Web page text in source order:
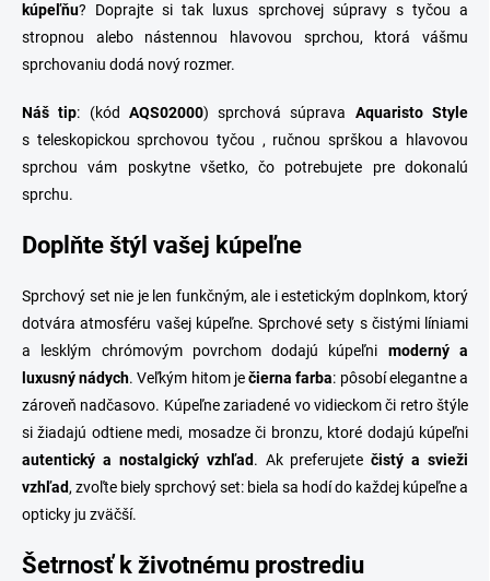
kúpeľňu? Doprajte si tak luxus sprchovej súpravy s tyčou a
stropnou alebo nástennou hlavovou sprchou, ktorá vášmu
sprchovaniu dodá nový rozmer.
Náš tip: (kód AQS02000) sprchová súprava Aquaristo Style
s teleskopickou sprchovou tyčou , ručnou sprškou a hlavovou
sprchou vám poskytne všetko, čo potrebujete pre dokonalú
sprchu.
Doplňte štýl vašej kúpeľne
Sprchový set nie je len funkčným, ale i estetickým doplnkom, ktorý
dotvára atmosféru vašej kúpeľne. Sprchové sety s čistými líniami
a lesklým chrómovým povrchom dodajú kúpeľni moderný a
luxusný nádych. Veľkým hitom ječierna farba: pôsobí elegantne a
zároveň nadčasovo. Kúpeľne zariadené vo vidieckom či retro štýle
si žiadajú odtiene medi, mosadze či bronzu, ktoré dodajú kúpeľni
autentický a nostalgický vzhľad. Ak preferujetečistý a svieži
vzhľad, zvoľte biely sprchový set: biela sa hodí do každej kúpeľne a
opticky ju zväčší.
Šetrnosť k životnému prostrediu